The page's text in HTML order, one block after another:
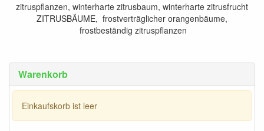
Warenkorb
Einkaufskorb ist leer
zitruspflanzen, winterharte zitrusbaum, winterharte zitrusfrucht
ZITRUSBÄUME, frostverträglicher orangenbäume,
frostbeständig zitruspflanzen